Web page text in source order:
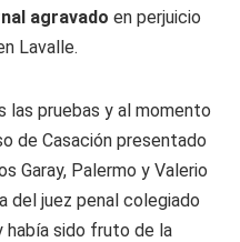
agravado en perjuicio
Lavalle.
las pruebas y al momento
de Casación presentado
Garay, Palermo y Valerio
del juez penal colegiado
había sido fruto de la